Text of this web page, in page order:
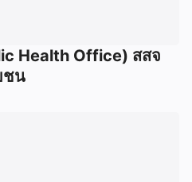
Health Office) สสจ
ชน